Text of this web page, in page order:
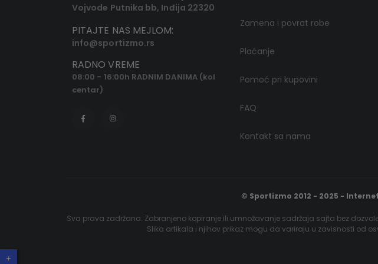
Vojvode Putnika bb, Inđija 22320
PITAJTE NAS MEJLOM:
info@sportizmo.rs
RADNO VREME
08:00 - 16:00h RADNIM DANIMA (kol
centar)
Zamena i povrat robe
Plaćanje
Pomoć pri kupovini
FAQ
Kontakt sa nama
© Sportizmo 2012 - 2025 -
Sva prava zadržana. Zabranjeno kopiranje ili umnožavanje sadržaja sajta bez
Slika artikala i njihov prikaz mogu da variraju u zavisnosti od
+